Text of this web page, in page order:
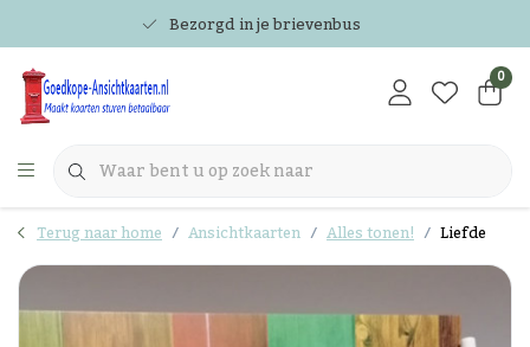
Bezorgd in je brievenbus
0
Terug naar home Ansichtkaarten Alles tonen! Liefde